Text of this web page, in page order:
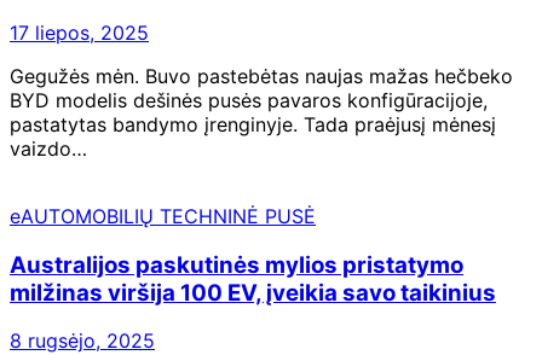
17 liepos, 2025
Gegužės mėn. Buvo pastebėtas naujas mažas hečbeko
BYD modelis dešinės pusės pavaros konfigūracijoje,
pastatytas bandymo įrenginyje. Tada praėjusį mėnesį
vaizdo…
eAUTOMOBILIŲ TECHNINĖ PUSĖ
Australijos paskutinės mylios pristatymo
milžinas viršija 100 EV, įveikia savo taikinius
8 rugsėjo, 2025